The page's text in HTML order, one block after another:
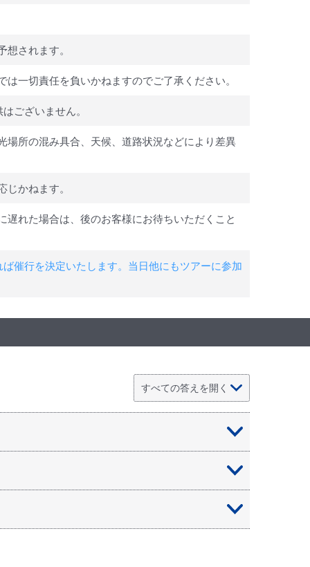
されます。
一切責任を負いかねますのでご了承ください。
ございません。
場所の混み具合、天候、道路状況などにより差異
かねます。
れた場合は、後のお客様にお待ちいただくこと
催行を決定いたします。当日他にもツアーに参加
ください。バンフ以外のホテルもH.I.S.だけのお